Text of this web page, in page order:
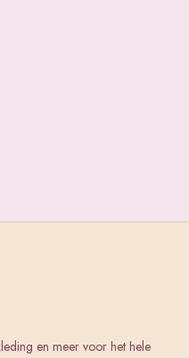
en meer voor het hele